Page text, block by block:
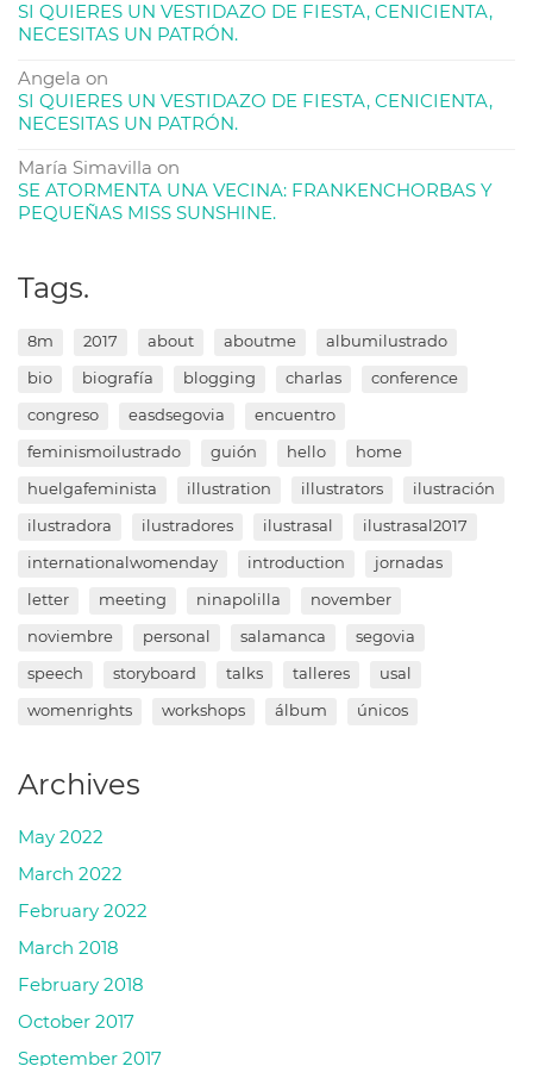
SI QUIERES UN VESTIDAZO DE FIESTA, CENICIENTA,
NECESITAS UN PATRÓN.
Angela on
SI QUIERES UN VESTIDAZO DE FIESTA, CENICIENTA,
NECESITAS UN PATRÓN.
María Simavilla on
SE ATORMENTA UNA VECINA: FRANKENCHORBAS Y
PEQUEÑAS MISS SUNSHINE.
Tags.
8m 2017 about aboutme albumilustrado
bio biografía blogging charlas conference
congreso easdsegovia encuentro
feminismoilustrado guión hello home
huelgafeminista illustration illustrators ilustración
ilustradora ilustradores ilustrasal ilustrasal2017
internationalwomenday introduction jornadas
letter meeting ninapolilla november
noviembre personal salamanca segovia
speech storyboard talks talleres usal
womenrights workshops álbum únicos
Archives
May 2022
March 2022
February 2022
March 2018
February 2018
October 2017
September 2017